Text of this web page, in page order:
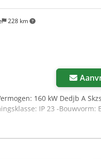
228 km
160 kW Dedjb A
IP 23 -Bouwvorm: